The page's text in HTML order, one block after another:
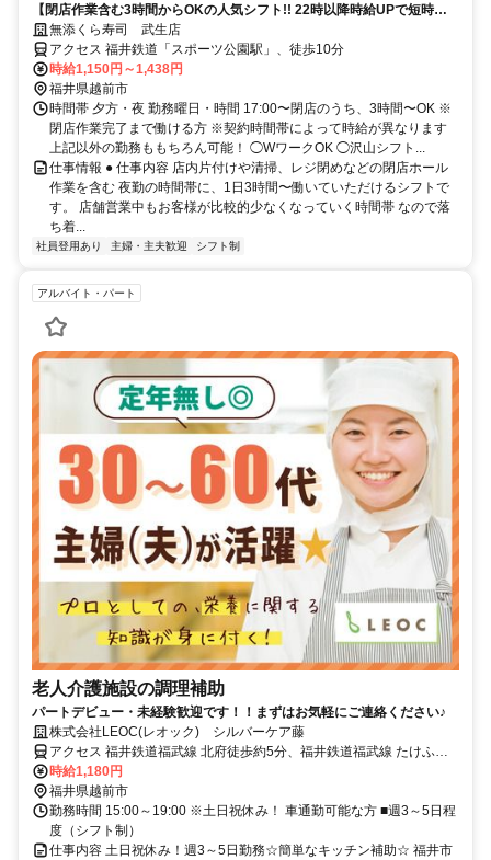
【閉店作業含む3時間からOKの人気シフト!! 22時以降時給UPで短時間
で稼げる】
無添くら寿司 武生店
アクセス 福井鉄道「スポーツ公園駅」、徒歩10分
時給1,150円～1,438円
福井県越前市
時間帯 夕方・夜 勤務曜日・時間 17:00〜閉店のうち、3時間〜OK ※
閉店作業完了まで働ける方 ※契約時間帯によって時給が異なります
上記以外の勤務ももちろん可能！ ◯WワークOK ◯沢山シフト...
仕事情報 ● 仕事内容 店内片付けや清掃、レジ閉めなどの閉店ホール
作業を含む 夜勤の時間帯に、1日3時間〜働いていただけるシフトで
す。 店舗営業中もお客様が比較的少なくなっていく時間帯 なので落
ち着...
社員登用あり 主婦・主夫歓迎 シフト制
アルバイト・パート
老人介護施設の調理補助
パートデビュー・未経験歓迎です！！まずはお気軽にご連絡ください♪
株式会社LEOC(レオック) シルバーケア藤
アクセス 福井鉄道福武線 北府徒歩約5分、福井鉄道福武線 たけふ新
徒歩約12分、福井鉄道福武線 スポーツ公園徒歩約12分 福井鉄道福武
線【北府駅】から徒歩7分
時給1,180円
福井県越前市
勤務時間 15:00～19:00 ※土日祝休み！ 車通勤可能な方 ■週3～5日程
度（シフト制）
仕事内容 土日祝休み！週3～5日勤務☆簡単なキッチン補助☆ 福井市